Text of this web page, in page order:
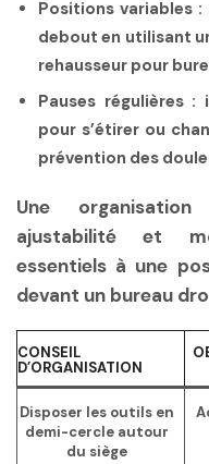
Positions variables:
debout en utilisant
rehausseur pour
Pauses régulières:
pour s’étirer ou
prévention des
Une
ajustabilité et
essentiels à une
devant un bureau
CONSEIL
D’ORGANISATION
Disposer les outils en
demi-cercle autour
du siège